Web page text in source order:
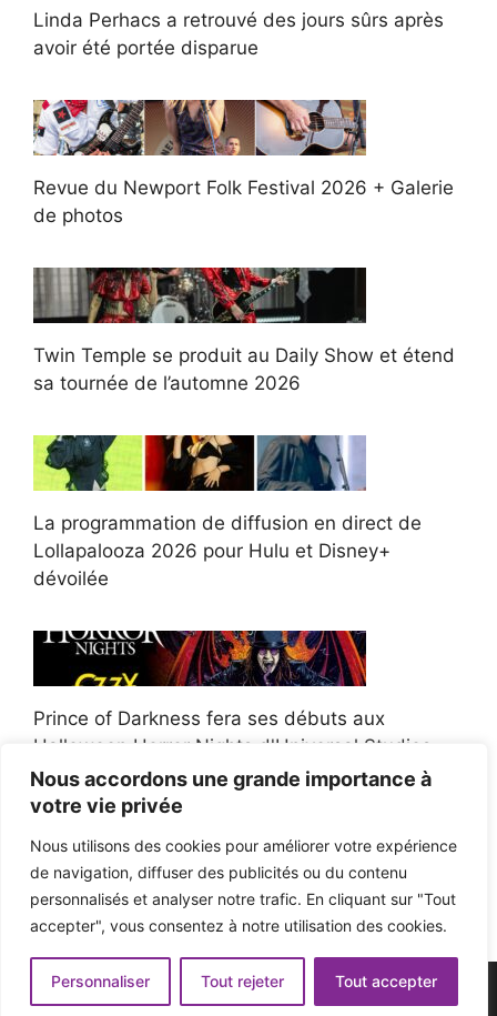
Nous accordons une grande importance à
votre vie privée
Nous utilisons des cookies pour améliorer votre expérience
de navigation, diffuser des publicités ou du contenu
personnalisés et analyser notre trafic. En cliquant sur "Tout
accepter", vous consentez à notre utilisation des cookies.
Personnaliser Tout rejeter Tout accepter
Linda Perhacs a retrouvé des jours sûrs après
avoir été portée disparue
Revue du Newport Folk Festival 2026 + Galerie
de photos
Twin Temple se produit au Daily Show et étend
sa tournée de l’automne 2026
La programmation de diffusion en direct de
Lollapalooza 2026 pour Hulu et Disney+
dévoilée
Prince of Darkness fera ses débuts aux
Halloween Horror Nights d'Universal Studios
Afroman poursuit un policier de l'Ohio après la
victoire du jury en diffamation
© 2026 - Pop'n Music -